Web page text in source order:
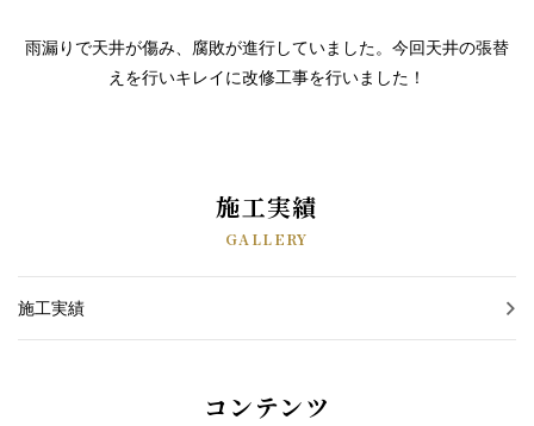
雨漏りで天井が傷み、腐敗が進行していました。今回天井の張替
えを行いキレイに改修工事を行いました！
施工実績
GALLERY
施工実績
コンテンツ